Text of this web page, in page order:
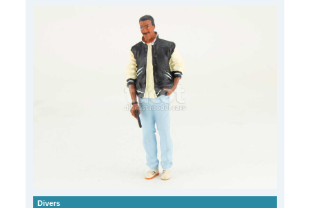
Divers